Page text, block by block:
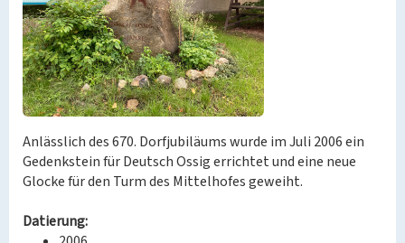
Anlässlich des 670. Dorfjubiläums wurde im Juli 2006 ein
Gedenkstein für Deutsch Ossig errichtet und eine neue
Glocke für den Turm des Mittelhofes geweiht.
Datierung: